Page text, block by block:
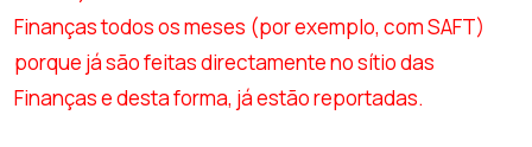
Finanças todos os meses (por exemplo, com SAFT)
porque já são feitas directamente no sítio das
Finanças e desta forma, já estão reportadas.